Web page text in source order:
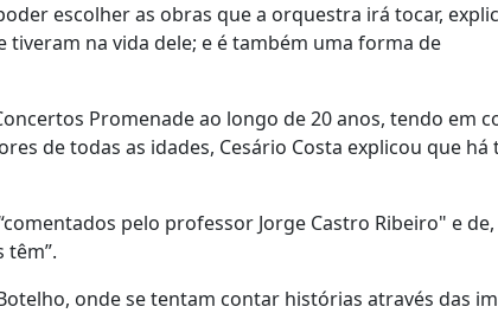
escolher as obras que a orquestra irá tocar,
na vida dele; e é também uma forma de
Promenade ao longo de 20 anos, tendo em
de todas as idades, Cesário Costa explicou que há
pelo professor Jorge Castro Ribeiro" e de,
têm”.
onde se tentam contar histórias através das